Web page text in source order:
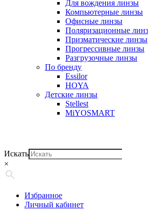
Для вождения линзы
Компьютерные линзы
Офисные линзы
Поляризационные
Призматические линзы
Прогрессивные линзы
Разгрузочные линзы
По бренду
Essilor
HOYA
Детские линзы
Stellest
MiYOSMART
Искать
×
Избранное
Личный кабинет